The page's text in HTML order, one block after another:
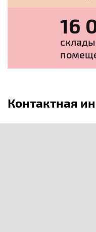
16
Контактная